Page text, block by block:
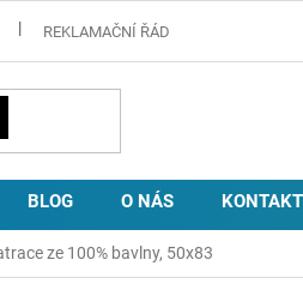
REKLAMAČNÍ ŘÁD
BLOG O NÁS
ze 100% bavlny, 50x83